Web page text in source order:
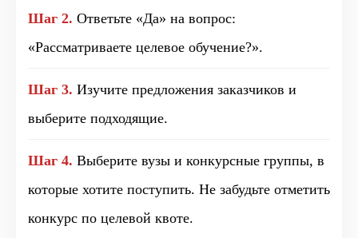
Шаг 2. Ответьте «Да» на вопрос:
«Рассматриваете целевое обучение?».
Шаг 3. Изучите предложения заказчиков и
выберите подходящие.
Шаг 4. Выберите вузы и конкурсные группы, в
которые хотите поступить. Не забудьте отметить
конкурс по целевой квоте.